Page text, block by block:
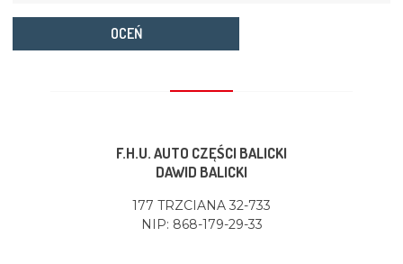
OCEŃ
F.H.U. AUTO CZĘŚCI BALICKI
DAWID BALICKI
177 TRZCIANA 32-733
NIP: 868-179-29-33